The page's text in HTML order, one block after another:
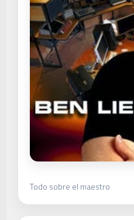
Todo sobre el maestro